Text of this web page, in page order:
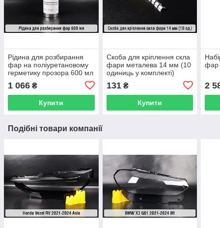
Рідина для розбирання
фар на поліуретановому
герметику прозора 600 мл
1 066 ₴
Купити
Скоба для кріплення скла
фари металева 14 мм (10
одиниць у комплекті)
131₴
Купити
фар
2
Подібні товари компанії